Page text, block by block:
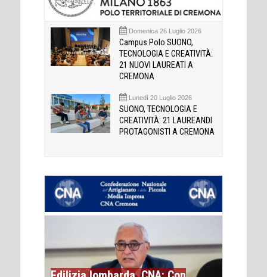
Domenica 26 Luglio 2026
Campus Polo SUONO,
TECNOLOGIA E CREATIVITÀ:
21 NUOVI LAUREATI A
CREMONA
Lunedì 20 Luglio 2026
SUONO, TECNOLOGIA E
CREATIVITÀ: 21 LAUREANDI
PROTAGONISTI A CREMONA